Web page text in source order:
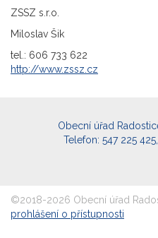
ZSSZ s.r.o.
Miloslav Šik
tel.: 606 733 622
http://www.zssz.cz
Obecní úřad
Telefon: 547 225
©2018-2026 Obecní úřad
prohlášení o přístupnosti